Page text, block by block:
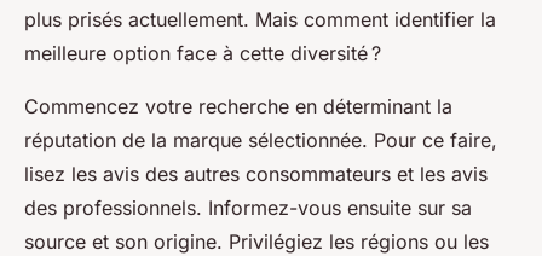
plus prisés actuellement. Mais comment identifier la
meilleure option face à cette diversité ?
Commencez votre recherche en déterminant la
réputation de la marque sélectionnée. Pour ce faire,
lisez les avis des autres consommateurs et les avis
des professionnels. Informez-vous ensuite sur sa
source et son origine. Privilégiez les régions ou les